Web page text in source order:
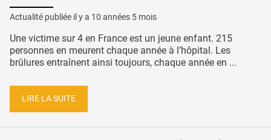
Actualité publiée il y a 10 années 5 mois
Une victime sur 4 en France est un jeune enfant. 215
personnes en meurent chaque année à l’hôpital. Les
brûlures entraînent ainsi toujours, chaque année en ...
LIRE LA SUITE